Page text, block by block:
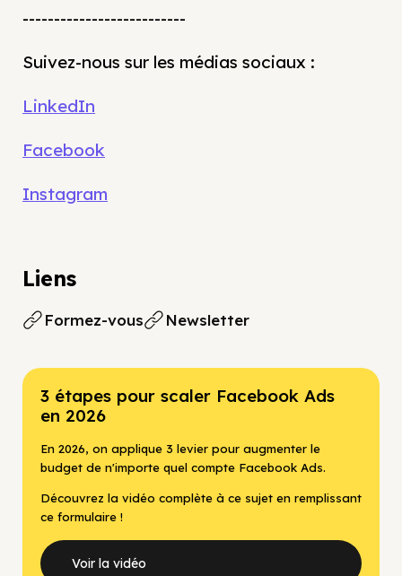
--------------------------
Suivez-nous sur les médias sociaux :
LinkedIn
Facebook
Instagram
Liens
Formez-vous Newsletter
3 étapes pour scaler Facebook Ads
en 2026
En 2026, on applique 3 levier pour augmenter le
budget de n'importe quel compte Facebook Ads.
Découvrez la vidéo complète à ce sujet en remplissant
ce formulaire !
Voir la vidéo